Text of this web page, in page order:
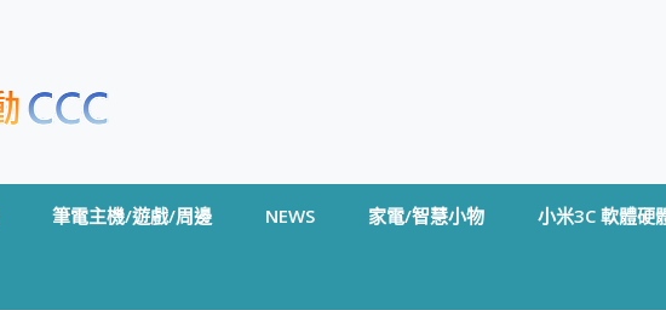
筆電主機/遊戲/周邊 NEWS 家電/智慧小物 小米3C 軟體硬